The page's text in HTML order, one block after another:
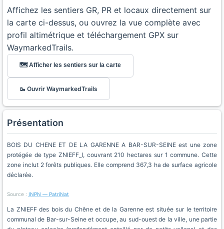
Affichez les sentiers GR, PR et locaux directement sur
la carte ci-dessus, ou ouvrez la vue complète avec
profil altimétrique et téléchargement GPX sur
WaymarkedTrails.
🗺️ Afficher les sentiers sur la carte
🥾 Ouvrir WaymarkedTrails
Présentation
BOIS DU CHENE ET DE LA GARENNE A BAR-SUR-SEINE est une zone
protégée de type ZNIEFF_I, couvrant 210 hectares sur 1 commune. Cette
zone inclut 2 forêts publiques. Elle comprend 367,3 ha de surface agricole
déclarée.
Source : INPN — PatriNat
La ZNIEFF des bois du Chêne et de la Garenne est située sur le territoire
communal de Bar-sur-Seine et occupe, au sud-ouest de la ville, une partie